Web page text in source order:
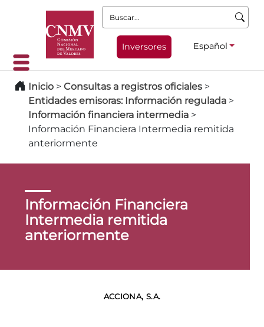
Buscar:
Inversores Español
Inicio > Consultas a registros oficiales >
Entidades emisoras: Información regulada >
Información financiera intermedia >
Información Financiera Intermedia remitida
anteriormente
Información Financiera
Intermedia remitida
anteriormente
ACCIONA, S.A.